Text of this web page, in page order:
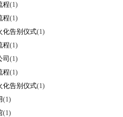
程(1)
程(1)
化告别仪式(1)
程(1)
司 (1)
程(1)
化告别仪式(1)
(1)
(1)